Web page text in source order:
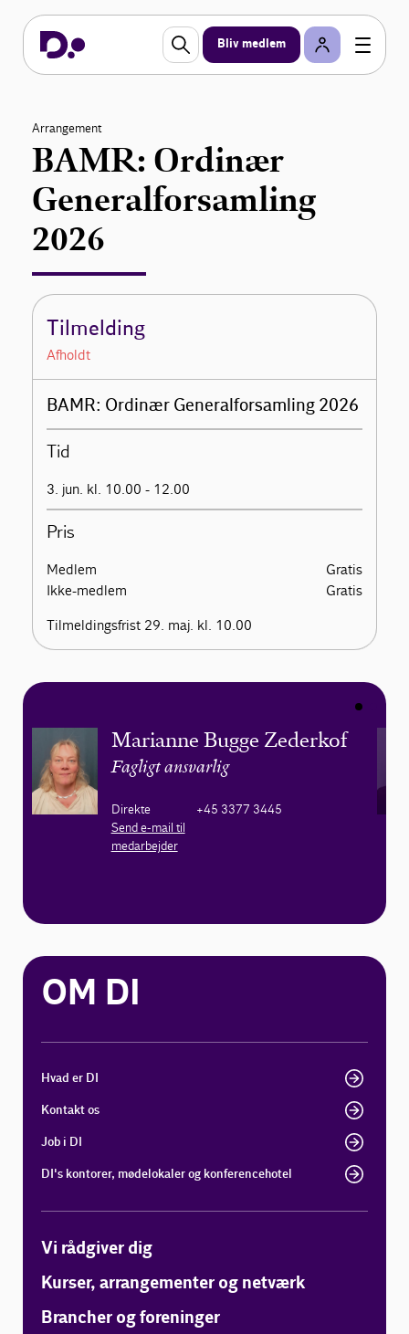
Bliv medlem
Arrangement
BAMR: Ordinær
Generalforsamling
2026
Tilmelding
Afholdt
BAMR: Ordinær Generalforsamling 2026
Tid
3. jun. kl. 10.00 - 12.00
Pris
Medlem
Gratis
Ikke-medlem
Gratis
Tilmeldingsfrist 29. maj. kl. 10.00
Marianne Bugge Zederkof
Fagligt ansvarlig
Direkte
+45 3377 3445
Send e-mail til
medarbejder
OM DI
Hvad er DI
Kontakt os
Job i DI
DI's kontorer, mødelokaler og konferencehotel
Vi rådgiver dig
Kurser, arrangementer og netværk
Brancher og foreninger